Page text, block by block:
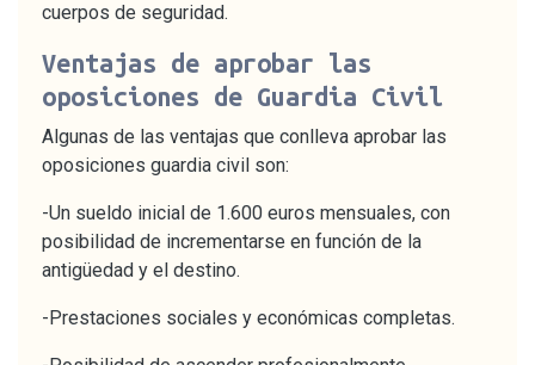
cuerpos de seguridad.
Ventajas de aprobar las
oposiciones de Guardia Civil
Algunas de las ventajas que conlleva aprobar las
oposiciones guardia civil son:
-Un sueldo inicial de 1.600 euros mensuales, con
posibilidad de incrementarse en función de la
antigüedad y el destino.
-Prestaciones sociales y económicas completas.